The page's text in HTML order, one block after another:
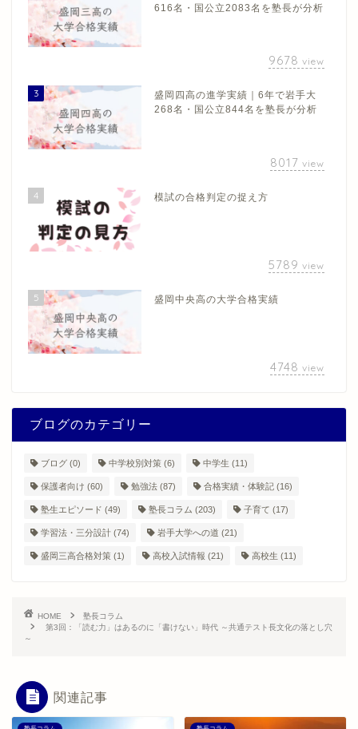
616名・国公立2083名を塾長が分析
9678 view
3
盛岡四高の進学実績｜6年で岩手大
268名・国公立844名を塾長が分析
8017 view
4 模試の合格判定の捉え方
5789 view
5 盛岡中央高の大学合格実績
4748 view
ブログのカテゴリー
ブログ (0) 中学校別対策 (6) 中学生 (11)
保護者向け (60) 勉強法 (87) 合格実績・体験記 (16)
塾生エピソード (49) 塾長コラム (203) 子育て (17)
学習法・三分設計 (74) 岩手大学への道 (21)
盛岡三高合格対策 (1) 高校入試情報 (21) 高校生 (11)
HOME
塾長コラム
第3回：「読む力」はあるのに「書けない」時代 ～共通テスト長文化の落とし穴
～
関連記事